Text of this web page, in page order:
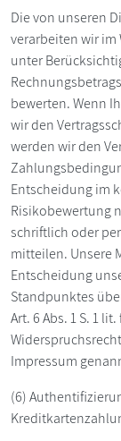
Die von unseren
verarbeiten wir
unter
bewerten. Wenn
wir den
werden wir den
Entscheidung im
Risikobewertung
schriftlich oder
mitteilen. Unsere
Entscheidung
Standpunktes
Art. 6 Abs. 1 S. 1
Impressum
(6)